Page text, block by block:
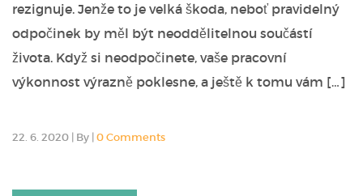
rezignuje. Jenže to je velká škoda, neboť pravidelný
odpočinek by měl být neoddělitelnou součástí
života. Když si neodpočinete, vaše pracovní
výkonnost výrazně poklesne, a ještě k tomu vám […]
22. 6. 2020 | By | 0 Comments